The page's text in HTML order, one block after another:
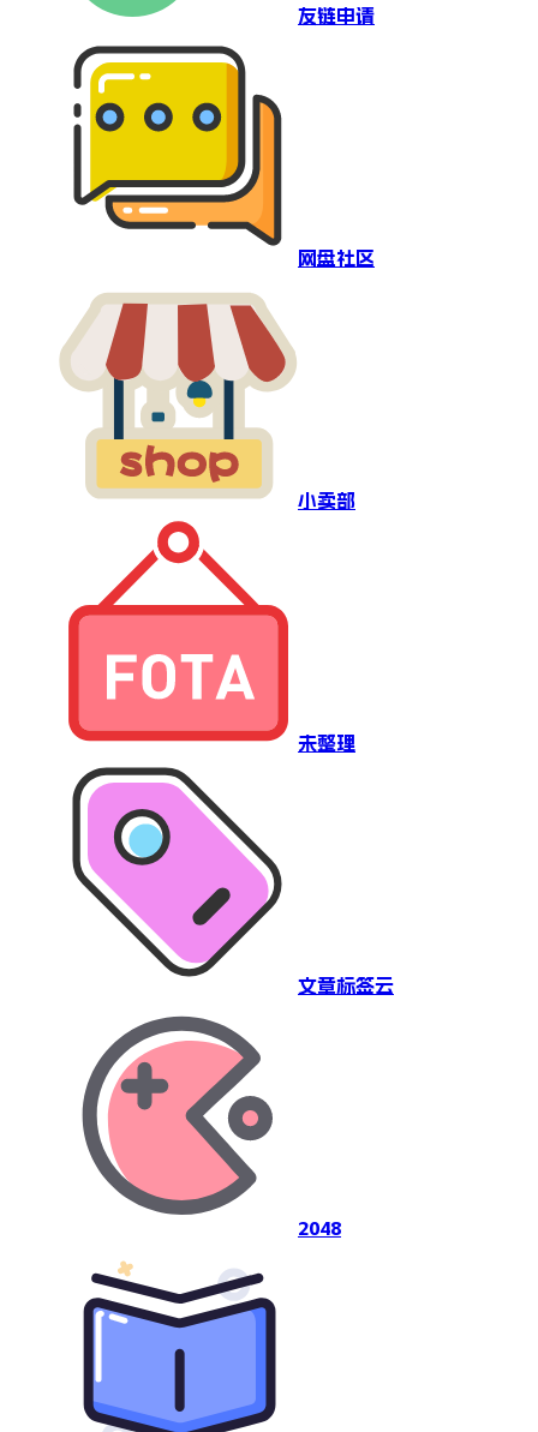
友链申请
网盘社区
小卖部
未整理
文章标签云
2048